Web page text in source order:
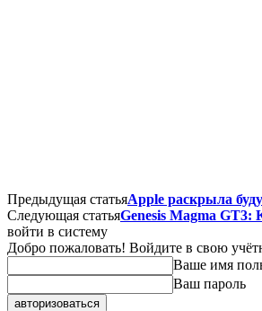
Предыдущая статьяApple раскрыла
Следующая статьяGenesis Magma GT3:
войти в систему
Добро пожаловать! Войдите в свою
Ваше имя
Ваш пароль